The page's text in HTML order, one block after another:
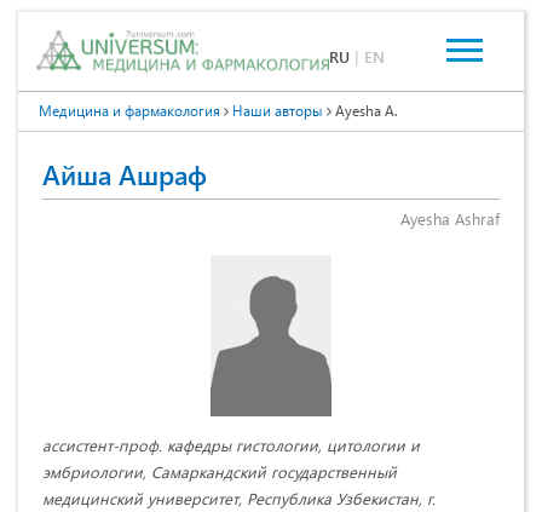
RU | EN
Медицина и фармакология Наши авторы Ayesha A.
Айша Ашраф
Ayesha Ashraf
ассистент-проф. кафедры гистологии, цитологии и
эмбриологии, Самаркандский государственный
медицинский университет, Республика Узбекистан, г.